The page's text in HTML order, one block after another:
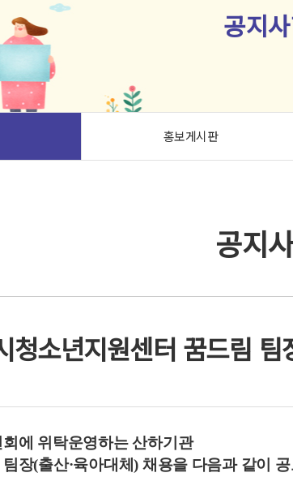
공지
홍보게시판
공지
소년지원센터 꿈드림 팀
에 위탁운영하는 산하기관
팀장(출산·육아대체) 채용을 다음과 같이